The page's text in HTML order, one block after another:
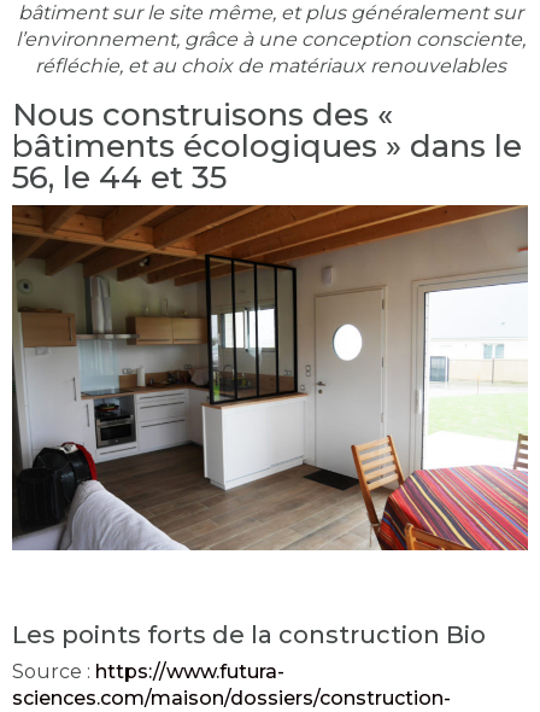
bâtiment sur le site même, et plus généralement sur
l’environnement, grâce à une conception consciente,
réfléchie, et au choix de matériaux renouvelables
Nous construisons des «
bâtiments écologiques » dans le
56, le 44 et 35
Les points forts de la construction Bio
Source : https://www.futura-
sciences.com/maison/dossiers/construction-